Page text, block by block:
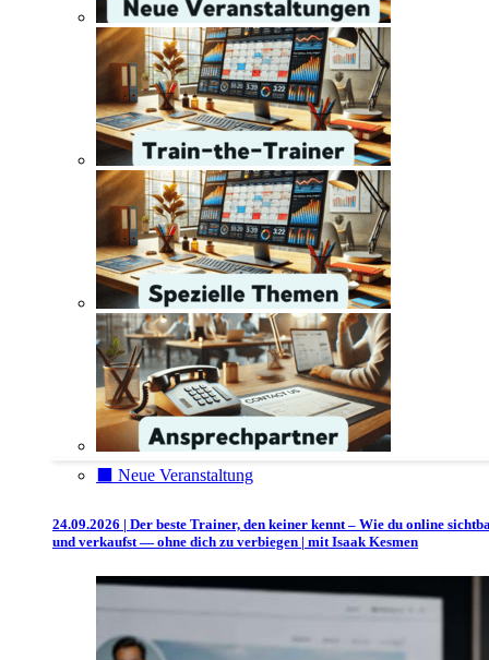
⬛️ Neue Veranstaltung
24.09.2026 | Der beste Trainer, den keiner kennt – Wie du online
und verkaufst — ohne dich zu verbiegen | mit Isaak Kesmen